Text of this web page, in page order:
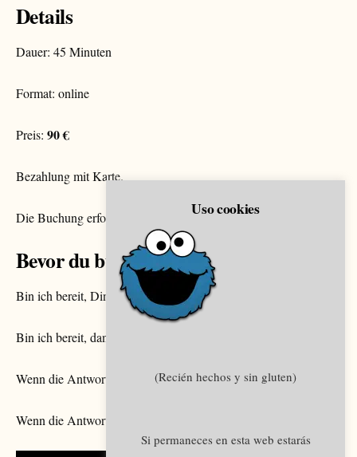
Details
Dauer: 45 Minuten
Format: online
Preis: 90 €
Bezahlung mit Karte.
Die Buchung erfolgt direkt über den Kalender.
Bevor du buchst, frag dich Folgendes
Bin ich bereit, Dinge zu hören, die mir vielleicht nicht gefallen?
Bin ich bereit, danach etwas anders zu machen?
Wenn die Antwort nein ist, buche besser nicht.
Wenn die Antwort ja ist, dann los.
Uso cookies
(Recién hechos y sin gluten)
Si permaneces en esta web estarás